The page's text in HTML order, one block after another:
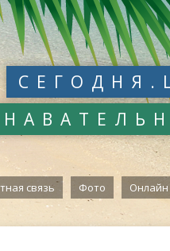
связь Фото Онлайн